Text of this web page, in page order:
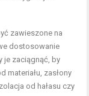
zawieszone na
dostosowanie
je zaciągnąć, by
materiału, zasłony
od hałasu czy